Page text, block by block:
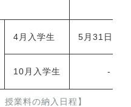
4月入学生 5月31日（
10月入学生 -
授業料の納入日程】